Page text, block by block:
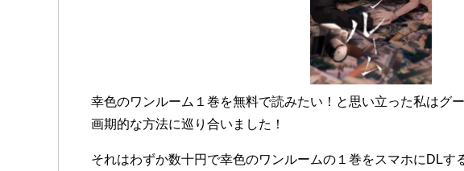
幸色のワンルーム１巻を無料で読みたい！と思い立った私はグ
画期的な方法に巡り合いました！
それはわずか数十円で幸色のワンルームの１巻をスマホにDLす